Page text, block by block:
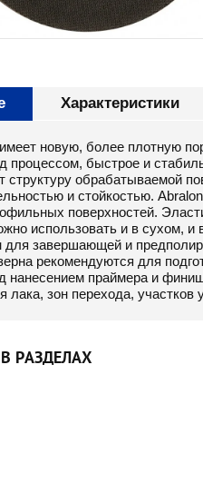
Характеристики
новую, более плотную
процессом, быстрое и
структуру обрабатываемой
и стойкостью.
поверхностей.
использовать и в сухом,
завершающей и
рекомендуются для
нанесением праймера и
лака, зон перехода,
РАЗДЕЛАХ